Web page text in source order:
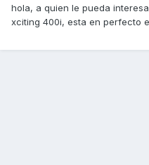
hola, a quien le pueda
xciting 400i, esta en perfecto